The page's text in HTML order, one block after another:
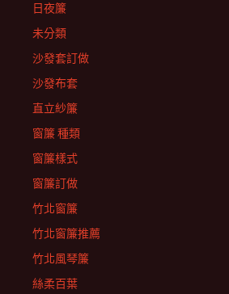
日夜簾
未分類
沙發套訂做
沙發布套
直立紗簾
窗簾 種類
窗簾樣式
窗簾訂做
竹北窗簾
竹北窗簾推薦
竹北風琴簾
絲柔百葉